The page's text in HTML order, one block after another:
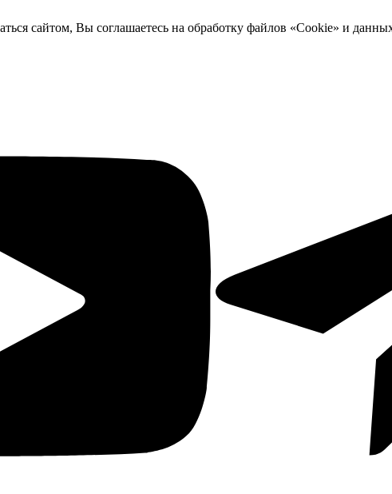
сайтом, Вы соглашаетесь на обработку файлов «Cookie» и